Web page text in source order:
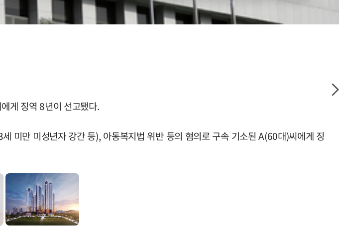
게 징역 8년이 선고됐다.
미만 미성년자 강간 등), 아동복지법 위반 등의 혐의로 구속 기소된 A(60대)씨에게 징